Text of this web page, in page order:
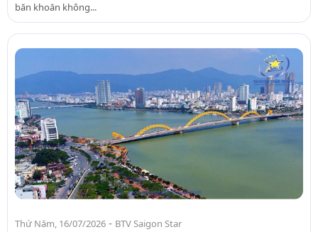
băn khoăn không...
Thứ Năm, 16/07/2026 - BTV Saigon Star